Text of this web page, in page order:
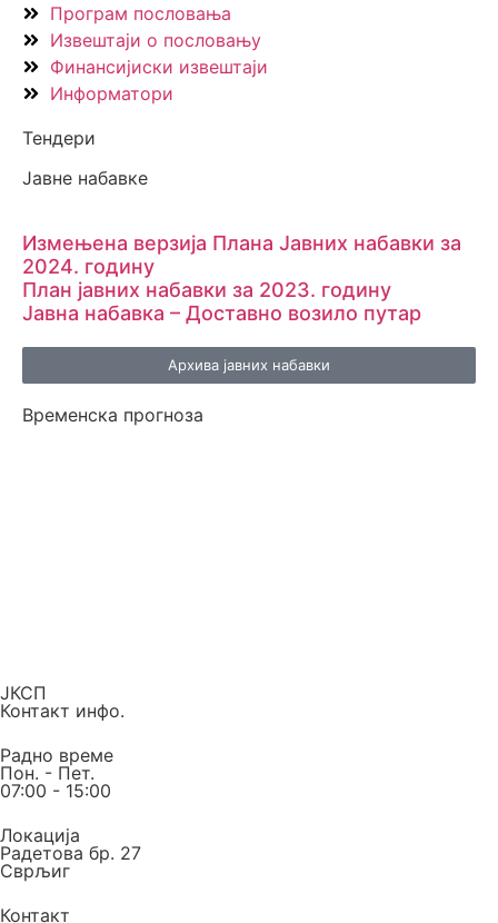
Програм пословања
Извештаји о пословању
Финансијиски извештаји
Информатори
Тендери
Јавне набавке
Измењенa верзијa Плана Јавних набавки за
2024. годину
План јавних набавки за 2023. годину
Јавна набавка – Доставно возило путар
Архива јавних набавки
Временска прогноза
ЈКСП
Контакт инфо.
Радно време
Пон. - Пет.
07:00 - 15:00
Локација
Радетова бр. 27
Сврљиг
Контакт